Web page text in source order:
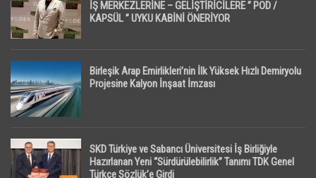
İŞ MERKEZLERİNE – GELİŞTİRİCİLERE ” POD /
KAPSÜL ” UYKU KABİNİ ÖNERİYOR
Birleşik Arap Emirlikleri’nin İlk Yüksek Hızlı Demiryolu
Projesine Kalyon İnşaat İmzası
SKD Türkiye ve Sabancı Üniversitesi İş Birliğiyle
Hazırlanan Yeni “Sürdürülebilirlik” Tanımı TDK Genel
Türkçe Sözlük’e Girdi